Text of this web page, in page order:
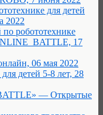
для детей
2022
робототехнике
17
06 мая 2022
детей 5-8 лет, 28
— Открытые